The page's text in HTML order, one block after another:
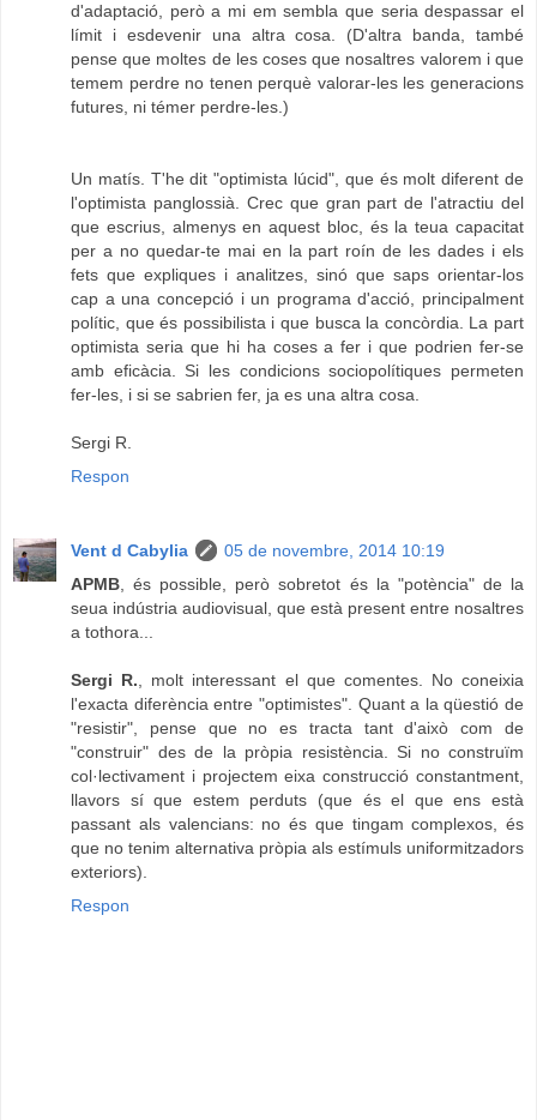
d'adaptació, però a mi em sembla que seria despassar el
límit i esdevenir una altra cosa. (D'altra banda, també
pense que moltes de les coses que nosaltres valorem i que
temem perdre no tenen perquè valorar-les les generacions
futures, ni témer perdre-les.)
Un matís. T'he dit "optimista lúcid", que és molt diferent de
l'optimista panglossià. Crec que gran part de l'atractiu del
que escrius, almenys en aquest bloc, és la teua capacitat
per a no quedar-te mai en la part roín de les dades i els
fets que expliques i analitzes, sinó que saps orientar-los
cap a una concepció i un programa d'acció, principalment
polític, que és possibilista i que busca la concòrdia. La part
optimista seria que hi ha coses a fer i que podrien fer-se
amb eficàcia. Si les condicions sociopolítiques permeten
fer-les, i si se sabrien fer, ja es una altra cosa.
Sergi R.
Respon
Vent d Cabylia
05 de novembre, 2014 10:19
APMB, és possible, però sobretot és la "potència" de la
seua indústria audiovisual, que està present entre nosaltres
a tothora...
Sergi R., molt interessant el que comentes. No coneixia
l'exacta diferència entre "optimistes". Quant a la qüestió de
"resistir", pense que no es tracta tant d'això com de
"construir" des de la pròpia resistència. Si no construïm
col·lectivament i projectem eixa construcció constantment,
llavors sí que estem perduts (que és el que ens està
passant als valencians: no és que tingam complexos, és
que no tenim alternativa pròpia als estímuls uniformitzadors
exteriors).
Respon